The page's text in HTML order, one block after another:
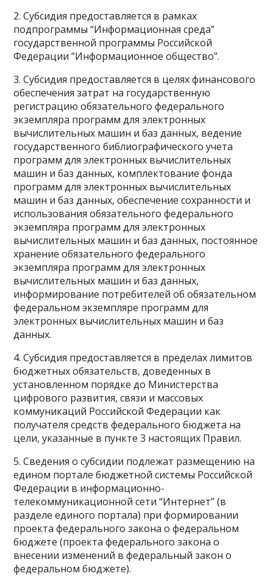
2. Субсидия предоставляется в рамках
подпрограммы “Информационная среда”
государственной программы Российской
Федерации “Информационное общество”.
3. Субсидия предоставляется в целях финансового
обеспечения затрат на государственную
регистрацию обязательного федерального
экземпляра программ для электронных
вычислительных машин и баз данных, ведение
государственного библиографического учета
программ для электронных вычислительных
машин и баз данных, комплектование фонда
программ для электронных вычислительных
машин и баз данных, обеспечение сохранности и
использования обязательного федерального
экземпляра программ для электронных
вычислительных машин и баз данных, постоянное
хранение обязательного федерального
экземпляра программ для электронных
вычислительных машин и баз данных,
информирование потребителей об обязательном
федеральном экземпляре программ для
электронных вычислительных машин и баз
данных.
4. Субсидия предоставляется в пределах лимитов
бюджетных обязательств, доведенных в
установленном порядке до Министерства
цифрового развития, связи и массовых
коммуникаций Российской Федерации как
получателя средств федерального бюджета на
цели, указанные в пункте 3 настоящих Правил.
5. Сведения о субсидии подлежат размещению на
едином портале бюджетной системы Российской
Федерации в информационно-
телекоммуникационной сети “Интернет” (в
разделе единого портала) при формировании
проекта федерального закона о федеральном
бюджете (проекта федерального закона о
внесении изменений в федеральный закон о
федеральном бюджете).